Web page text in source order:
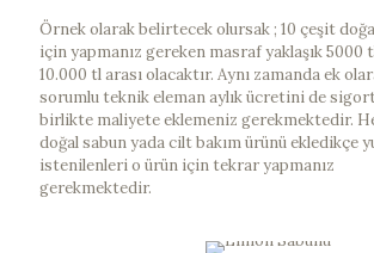
Örnek olarak belirtecek olursak ; 10 çeşit
için yapmanız gereken masraf yaklaşık 5000
10.000 tl arası olacaktır. Aynı zamanda ek
sorumlu teknik eleman aylık ücretini de
birlikte maliyete eklemeniz gerekmektedir.
doğal sabun yada cilt bakım ürünü ekledikçe
istenilenleri o ürün için tekrar yapmanız
gerekmektedir.